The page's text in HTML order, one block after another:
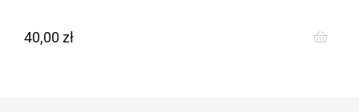
Cena
40,00 zł